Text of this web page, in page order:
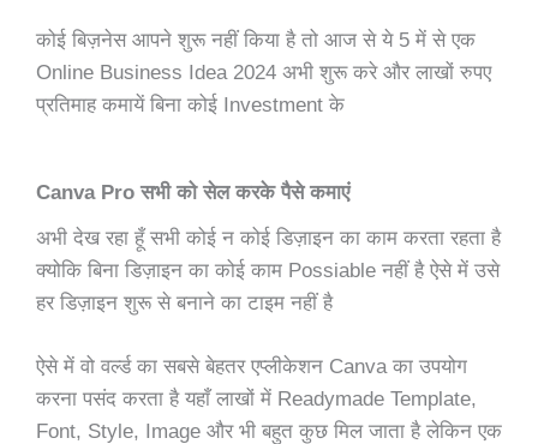
कोई बिज़नेस आपने शुरू नहीं किया है तो आज से ये 5 में से एक
Online Business Idea 2024 अभी शुरू करे और लाखों रुपए
प्रतिमाह कमायें बिना कोई Investment के
Canva Pro सभी को सेल करके पैसे कमाएं
अभी देख रहा हूँ सभी कोई न कोई डिज़ाइन का काम करता रहता है
क्योकि बिना डिज़ाइन का कोई काम Possiable नहीं है ऐसे में उसे
हर डिज़ाइन शुरू से बनाने का टाइम नहीं है
ऐसे में वो वर्ल्ड का सबसे बेहतर एप्लीकेशन Canva का उपयोग
करना पसंद करता है यहाँ लाखों में Readymade Template,
Font, Style, Image और भी बहुत कुछ मिल जाता है लेकिन एक